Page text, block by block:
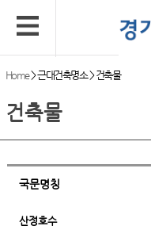
Home>근대건축명소>건축물
건축물
국문명칭
산정호수